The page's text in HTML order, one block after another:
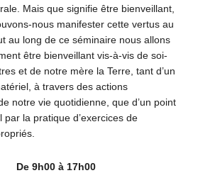
Mais que signifie être bienveillant,
nous manifester cette vertus au
au long de ce séminaire nous allons
être bienveillant vis-à-vis de soi-
et de notre mère la Terre, tant d’un
à travers des actions
notre vie quotidienne, que d’un point
par la pratique d’exercices de
De 9h00 à 17h00